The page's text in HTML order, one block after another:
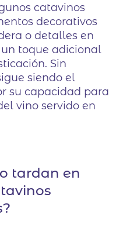
catavinos
decorativos
o detalles en
toque adicional
Sin
siendo el
su capacidad para
vino servido en
tardan en